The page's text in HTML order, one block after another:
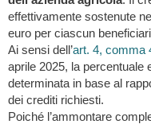
effettivamente sostenute
euro per ciascun
Ai sensi dell’art. 4, comma
aprile 2025, la percentuale
determinata in base al
dei crediti richiesti.
Poiché l’ammontare